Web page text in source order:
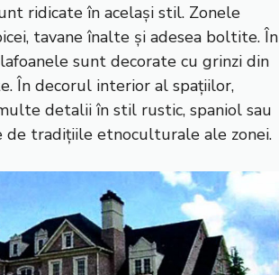
ridicate în același stil. Zonele
tavane înalte și adesea boltite. În
sunt decorate cu grinzi din
În decorul interior al spațiilor,
detalii în stil rustic, spaniol sau
de tradițiile etnoculturale ale zonei.